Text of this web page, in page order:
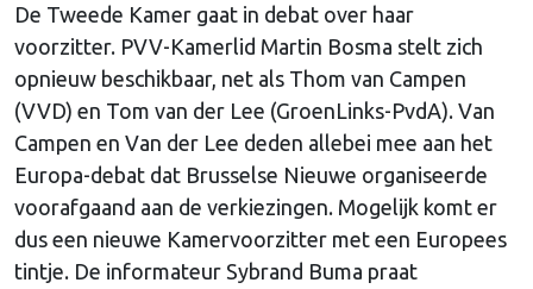
De Tweede Kamer gaat in debat over haar
voorzitter. PVV-Kamerlid Martin Bosma stelt zich
opnieuw beschikbaar, net als Thom van Campen
(VVD) en Tom van der Lee (GroenLinks-PvdA). Van
Campen en Van der Lee deden allebei mee aan het
Europa-debat dat Brusselse Nieuwe organiseerde
voorafgaand aan de verkiezingen. Mogelijk komt er
dus een nieuwe Kamervoorzitter met een Europees
tintje. De informateur Sybrand Buma praat